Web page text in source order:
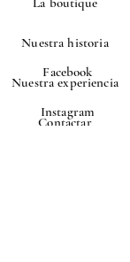
Nuestra historia
Nuestra experiencia
Contactar
Facebook
Instagram